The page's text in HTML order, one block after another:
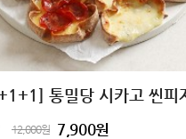
12,000원 7,900원